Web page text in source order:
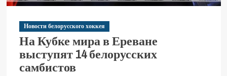
Новости белорусского хоккея
На Кубке мира в Ереване
выступят 14 белорусских
самбистов